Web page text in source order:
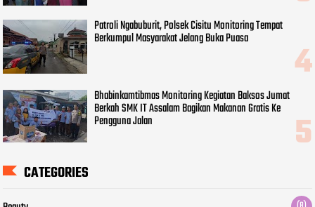
Patroli Ngabuburit, Polsek Cisitu Monitoring Tempat
Berkumpul Masyarakat Jelang Buka Puasa
Bhabinkamtibmas Monitoring Kegiatan Baksos Jumat
Berkah SMK IT Assalam Bagikan Makanan Gratis Ke
Pengguna Jalan
CATEGORIES